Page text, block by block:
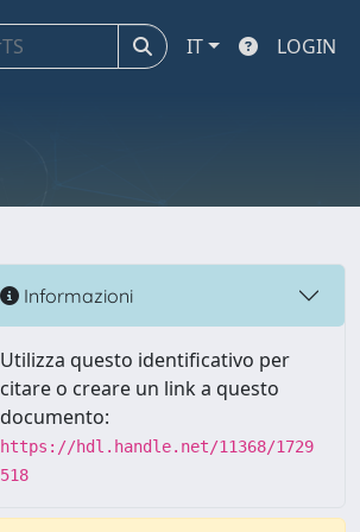
IT LOGIN
Informazioni
Utilizza questo identificativo per
citare o creare un link a questo
documento:
https://hdl.handle.net/11368/1729
518